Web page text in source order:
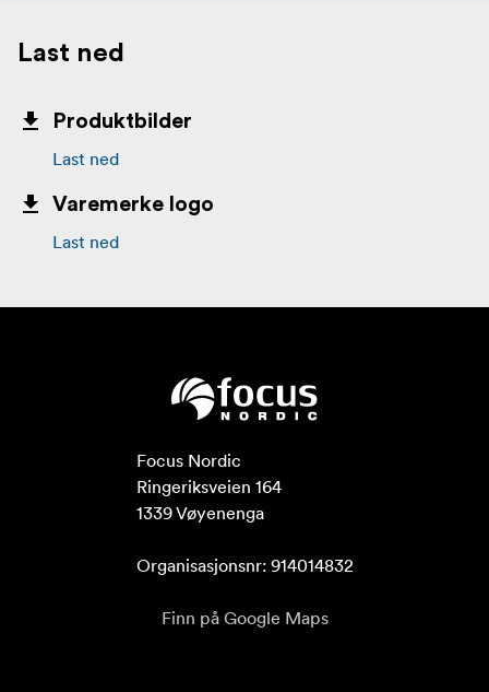
Last ned
Produktbilder
Last ned
Varemerke logo
Last ned
Focus Nordic
Ringeriksveien 164
1339 Vøyenenga
Organisasjonsnr: 914014832
Finn på Google Maps